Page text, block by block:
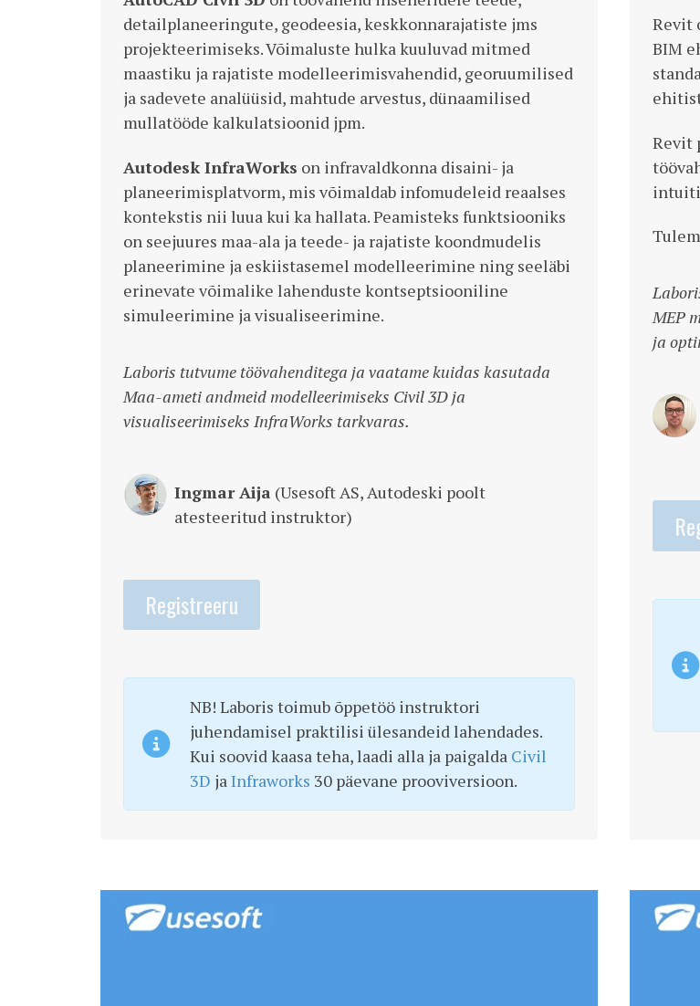
detailplaneeringute, geodeesia, keskkonnarajatiste jms
projekteerimiseks. Võimaluste hulka kuuluvad mitmed
maastiku ja rajatiste modelleerimisvahendid, georuumilised
ja sadevete analüüsid, mahtude arvestus, dünaamilised
mullatööde kalkulatsioonid jpm.
Autodesk InfraWorks on infravaldkonna disaini- ja
planeerimisplatvorm, mis võimaldab infomudeleid reaalses
kontekstis nii luua kui ka hallata. Peamisteks funktsiooniks
on seejuures maa-ala ja teede- ja rajatiste koondmudelis
planeerimine ja eskiistasemel modelleerimine ning seeläbi
erinevate võimalike lahenduste kontseptsiooniline
simuleerimine ja visualiseerimine.
Laboris tutvume töövahenditega ja vaatame kuidas kasutada
Maa-ameti andmeid modelleerimiseks Civil 3D ja
visualiseerimiseks InfraWorks tarkvaras.
Ingmar Aija (Usesoft AS, Autodeski poolt
atesteeritud instruktor)
Registreeru
NB! Laboris toimub õppetöö instruktori
juhendamisel praktilisi ülesandeid lahendades.
Kui soovid kaasa teha, laadi alla ja paigalda Civil
3D jaInfraworks 30 päevane prooviversioon.
Revit
BIM
Revit
MEP
ja